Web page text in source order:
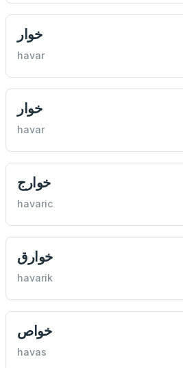
خوار
havar
خوار
havar
خوارج
havaric
خوارق
havarik
خواص
havas